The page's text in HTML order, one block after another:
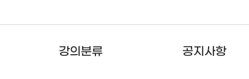
강의분류 공지사항